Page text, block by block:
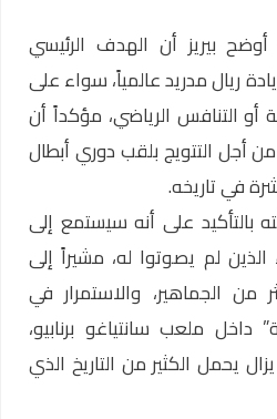
أوضح بيريز أن الهدف الرئيسي
ريال مدريد عالمياً، سواء على
التنافس الرياضي، مؤكداً أن
أجل التتويج بلقب دوري أبطال
في تاريخه.
بالتأكيد على أنه سيستمع إلى
الذين لم يصوتوا له، مشيراً إلى
من الجماهير، والاستمرار في
داخل ملعب سانتياغو برنابيو،
يحمل الكثير من التاريخ الذي